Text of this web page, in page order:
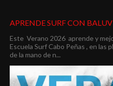
APRENDE SURF CON
Este Verano 2026 aprende y
Escuela Surf Cabo Peñas , en las
de la mano de n...